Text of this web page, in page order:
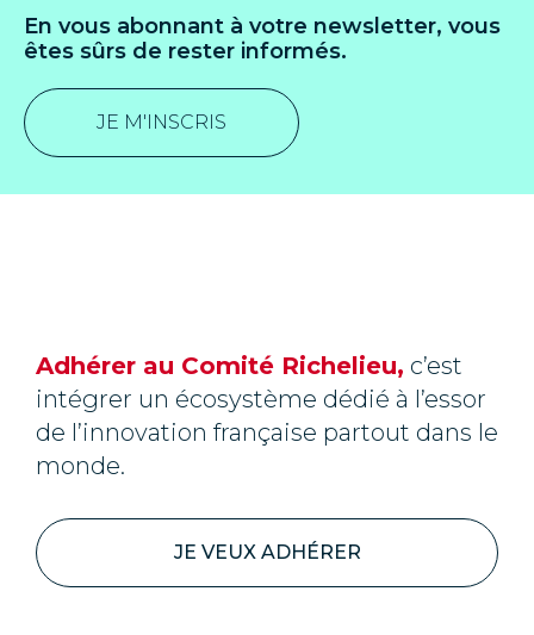
En vous abonnant à votre newsletter, vous
êtes sûrs de rester informés.
JE M'INSCRIS
Adhérer au Comité Richelieu, c’est
intégrer un écosystème dédié à l’essor
de l’innovation française partout dans le
monde.
JE VEUX ADHÉRER